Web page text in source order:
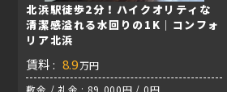
北浜駅徒歩2分！ハイクオリティな
清潔感溢れる水回りの1K｜コンフォ
リア北浜
賃料 : 8.9万円
敷金 / 礼金 : 89,000円 / 0円